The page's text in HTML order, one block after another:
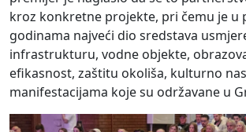
kroz konkretne projekte, pri čemu je u
godinama najveći dio sredstava
infrastrukturu, vodne objekte,
efikasnost, zaštitu okoliša, kulturno
manifestacijama koje su održavane u